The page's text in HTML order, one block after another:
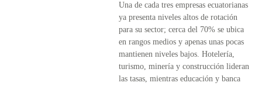
Una de cada tres empresas ecuatorianas
ya presenta niveles altos de rotación
para su sector; cerca del 70% se ubica
en rangos medios y apenas unas pocas
mantienen niveles bajos. Hotelería,
turismo, minería y construcción lideran
las tasas, mientras educación y banca